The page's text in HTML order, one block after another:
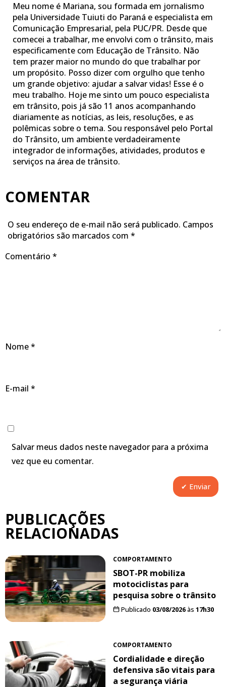
Meu nome é Mariana, sou formada em jornalismo
pela Universidade Tuiuti do Paraná e especialista em
Comunicação Empresarial, pela PUC/PR. Desde que
comecei a trabalhar, me envolvi com o trânsito, mais
especificamente com Educação de Trânsito. Não
tem prazer maior no mundo do que trabalhar por
um propósito. Posso dizer com orgulho que tenho
um grande objetivo: ajudar a salvar vidas! Esse é o
meu trabalho. Hoje me sinto um pouco especialista
em trânsito, pois já são 11 anos acompanhando
diariamente as notícias, as leis, resoluções, e as
polêmicas sobre o tema. Sou responsável pelo Portal
do Trânsito, um ambiente verdadeiramente
integrador de informações, atividades, produtos e
serviços na área de trânsito.
COMENTAR
O seu endereço de e-mail não será publicado. Campos
obrigatórios são marcados com *
Comentário *
Nome*
E-mail *
Salvar meus dados neste navegador para a próxima
vez que eu comentar.
PUBLICAÇÕES
RELACIONADAS
COMPORTAMENTO
SBOT-PR mobiliza
motociclistas para
pesquisa sobre o trânsito
Publicado 03/08/2026às 17h30
COMPORTAMENTO
Cordialidade e direção
defensiva são vitais para
a segurança viária